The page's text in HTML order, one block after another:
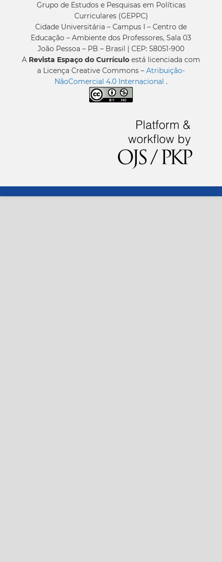
Grupo de Estudos e Pesquisas em Políticas
Curriculares (GEPPC)
Cidade Universitária – Campus I – Centro de
Educação – Ambiente dos Professores, Sala 03
João Pessoa – PB – Brasil | CEP: 58051-900
A Revista Espaço do Currículo está licenciada com
a Licença Creative Commons – Atribuição-
NãoComercial 4.0 Internacional .